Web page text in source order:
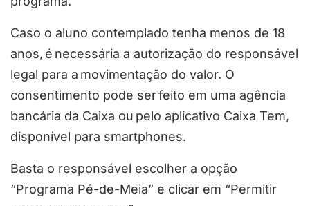
Caso o aluno contemplado tenha menos de 18
anos, é necessária a autorização do responsável
legal para a movimentação do valor. O
consentimento pode ser feito em uma agência
bancária da Caixa ou pelo aplicativo Caixa Tem,
disponível para smartphones.
Basta o responsável escolher a opção
“Programa Pé-de-Meia” e clicar em “Permitir